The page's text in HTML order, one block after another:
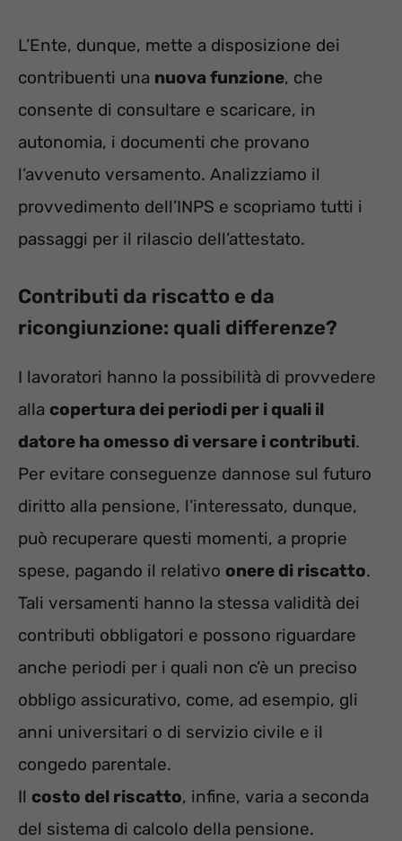
L’Ente, dunque, mette a disposizione dei
contribuenti una nuova funzione, che
consente di consultare e scaricare, in
autonomia, i documenti che provano
l’avvenuto versamento. Analizziamo il
provvedimento dell’INPS e scopriamo tutti i
passaggi per il rilascio dell’attestato.
Contributi da riscatto e da
ricongiunzione: quali differenze?
I lavoratori hanno la possibilità di provvedere
alla copertura dei periodi per i quali il
datore ha omesso di versare i contributi.
Per evitare conseguenze dannose sul futuro
diritto alla pensione, l’interessato, dunque,
può recuperare questi momenti, a proprie
spese, pagando il relativo onere di riscatto.
Tali versamenti hanno la stessa validità dei
contributi obbligatori e possono riguardare
anche periodi per i quali non c’è un preciso
obbligo assicurativo, come, ad esempio, gli
anni universitari o di servizio civile e il
congedo parentale.
Il costo del riscatto, infine, varia a seconda
del sistema di calcolo della pensione.